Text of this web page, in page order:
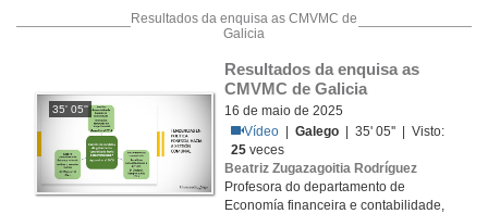
Resultados da enquisa as CMVMC de
Galicia
35' 05''
Resultados da enquisa as
CMVMC de Galicia
16 de maio de 2025
Vídeo |Galego | 35' 05'' | Visto:
25 veces
Beatriz Zugazagoitia Rodríguez
Profesora do departamento de
Economía financeira e contabilidade,